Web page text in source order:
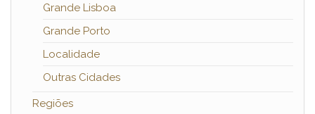
Grande Lisboa
Grande Porto
Localidade
Outras Cidades
Regiões